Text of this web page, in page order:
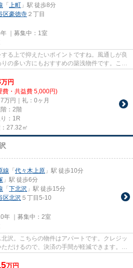
「 上町 」駅 徒歩8分
区豪徳寺 ２丁目
｜募集中： 1室
る上で抑えたいポイントですね。風通しが良
の多い方にもおすすめの築浅物件です。こち
万円
費・共益費 5,000円)
万円｜礼：0ヶ月
：2階
：1R
27.32㎡
線 「 代々木上原 」駅 徒歩10分
」駅 徒歩6分
「 下北沢 」駅 徒歩15分
区北沢 ５丁目5-10
年 ｜募集中： 2室
沢。こちらの物件はアパートです。クレジッ
だけるので、決済の手間が軽減できます。駅
万円